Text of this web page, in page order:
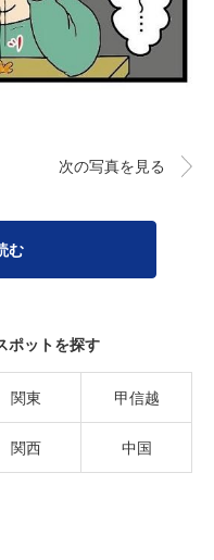
次の写真を見る
む
ポットを探す
関東 甲信越
関西 中国